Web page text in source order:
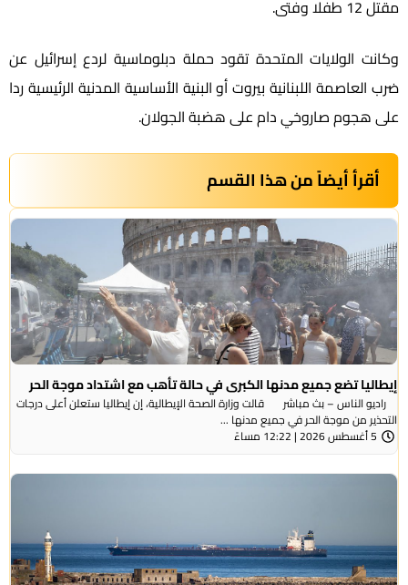
مقتل 12 طفلا وفتى.
وكانت الولايات المتحدة تقود حملة دبلوماسية لردعإسرائيلعن
ضرب العاصمة اللبنانية بيروت أو البنية الأساسية المدنية الرئيسية ردا
على هجوم صاروخي دام على هضبة الجولان.
أقرأ أيضاً من هذا القسم
إيطاليا تضع جميع مدنها الكبرى في حالة تأهب مع اشتداد موجة الحر
راديو الناس – بث مباشر قالت وزارة الصحة الإيطالية، إن إيطاليا ستعلن أعلى درجات
التحذير من موجة ​الحر في جميع مدنها ...
5 أغسطس 2026 | 12:22 مساءً